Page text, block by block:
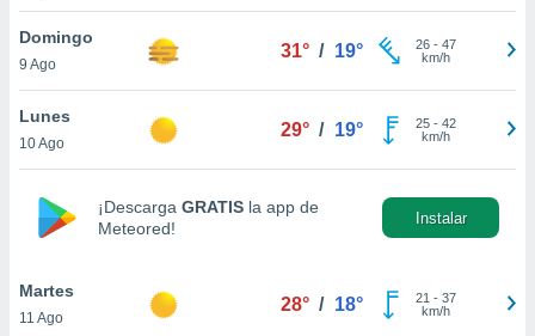
de
aceptar
de
Domingo
9 Ago
31° / 19° 26- 47
km/h
Lunes
10 Ago
29° / 19° 25- 42
km/h
¡Descarga GRATIS la app de
Meteored!
Instalar
Martes
11 Ago
28° / 18° 21 - 37
km/h